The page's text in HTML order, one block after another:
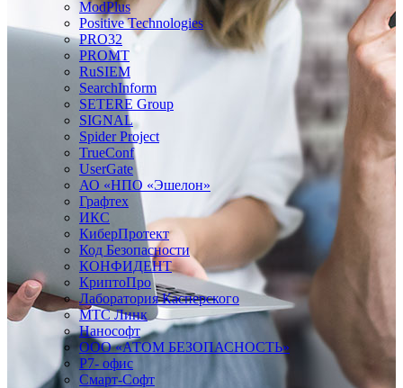
ModPlus
Positive Technologies
PRO32
PROMT
RuSIEM
SearchInform
SETERE Group
SIGNAL
Spider Project
TrueConf
UserGate
АО «НПО «Эшелон»
Графтех
ИКС
КиберПротект
Код Безопасности
КОНФИДЕНТ
КриптоПро
Лаборатория Касперского
МТС Линк
Нанософт
ООО «АТОМ БЕЗОПАСНОСТЬ»
Р7- офис
Смарт-Софт